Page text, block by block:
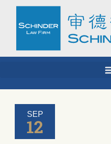
content
SEP
12